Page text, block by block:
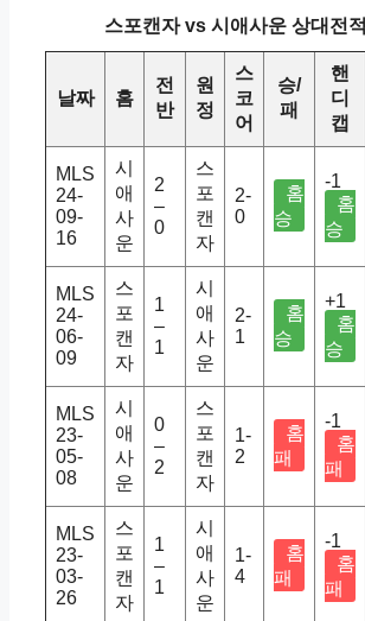
스포캔자 vs 시애사운 상대전적
날짜 홈
전
반
원
정
스
코
어
승/
패
핸
디
캡
MLS
24-
09-
16
시
애
사
운
2
–
0
스
포
캔
자
2-
0
홈
승
-1
홈
승
MLS
24-
06-
09
스
포
캔
자
1
–
1
시
애
사
운
2-
1
홈
승
+1
홈
승
MLS
23-
05-
08
시
애
사
운
0
–
2
스
포
캔
자
1-
2
홈
패
-1
홈
패
MLS
23-
03-
26
스
포
캔
자
1
–
1
시
애
사
운
1-
4
홈
패
-1
홈
패